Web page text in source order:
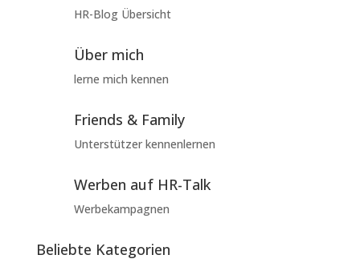
HR-Blog Übersicht
Über mich
lerne mich kennen
Friends & Family
Unterstützer kennenlernen
Werben auf HR-Talk
Werbekampagnen
Beliebte Kategorien